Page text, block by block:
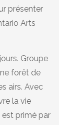
présenter
Arts
Groupe
forêt de
airs. Avec
la vie
primé par